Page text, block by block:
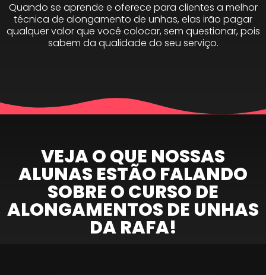
Quando se aprende e oferece para clientes a melhor
técnica de alongamento de unhas, elas irão pagar
qualquer valor que você colocar, sem questionar, pois
sabem da qualidade do seu serviço.
VEJA O QUE NOSSAS
ALUNAS ESTÃO FALANDO
SOBRE O CURSO DE
ALONGAMENTOS DE UNHAS
DA RAFA!